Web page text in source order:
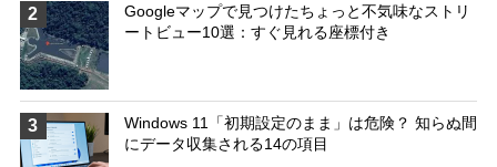
2
Googleマップで見つけたちょっと不気味なストリ
ートビュー10選：すぐ見れる座標付き
3
Windows 11「初期設定のまま」は危険？ 知らぬ間
にデータ収集される14の項目